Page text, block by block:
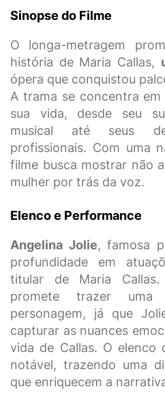
Sinopse do Filme
O longa-metragem
história de Maria Callas,
ópera que conquistou
A trama se concentra
sua vida, desde seu
musical até seus
profissionais. Com uma
filme busca mostrar não
mulher por trás da voz.
Elenco e Performance
Angelina Jolie, famosa
profundidade em
titular de Maria
promete trazer
personagem, já que
capturar as nuances
vida de Callas. O elenco
notável, trazendo uma
que enriquecem a